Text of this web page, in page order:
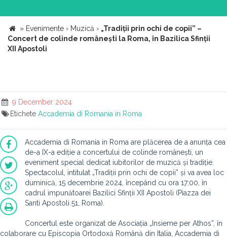
» Evenimente › Muzică › „Tradiții prin ochi de copii” –
Concert de colinde românești la Roma, în Bazilica Sfinții
XII Apostoli
9 December 2024
Etichete Accademia di Romania in Roma
Accademia di Romania in Roma are plăcerea de a anunța cea
de-a IX-a ediție a concertului de colinde românești, un
eveniment special dedicat iubitorilor de muzică și tradiție.
Spectacolul, intitulat „Tradiții prin ochi de copii” și va avea loc
duminică, 15 decembrie 2024, începând cu ora 17:00, în
cadrul impunătoarei Bazilici Sfinții XII Apostoli (Piazza dei
Santi Apostoli 51, Roma).
Concertul este organizat de Asociația „Insieme per Athos”, în
colaborare cu Episcopia Ortodoxă Română din Italia, Accademia di